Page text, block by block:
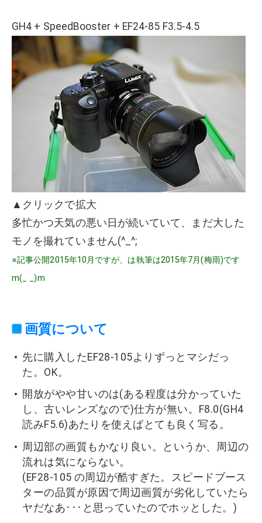
GH4 + SpeedBooster + EF24-85 F3.5-4.5
▲クリックで拡大
多忙かつ天気の悪い日が続いていて、まだ大した
モノを撮れていません(^_^;
※記事公開2015年10月ですが、は執筆は2015年7月(梅雨)です
m(_ _)m
画質について
先に購入したEF28-105よりずっとマシだっ
た。OK。
開放がやや甘いのは(ある程度は分かっていた
し、古いレンズなので)仕方が無い。F8.0(GH4
読みF5.6)あたりを使えばとても良く写る。
周辺部の画質もかなり良い。というか、周辺の
流れは気にならない。
(EF28-105 の周辺が酷すぎた。スピードブース
ターの品質が原因で周辺画質が劣化していたら
ヤだなあ･･･と思っていたのでホッとした。)